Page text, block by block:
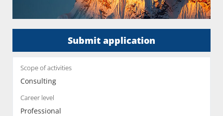
Submit application
Scope of activities
Consulting
Career level
Professional